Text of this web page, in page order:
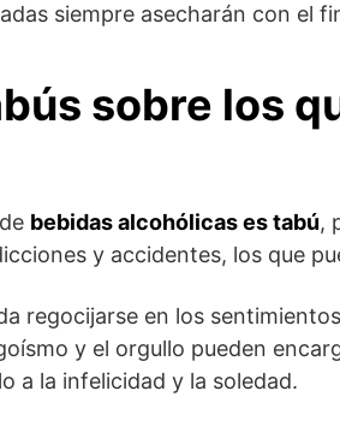
siempre asecharán con el
sobre los
bebidas alcohólicas es tabú,
y accidentes, los que
regocijarse en los
y el orgullo pueden
a la infelicidad y la soledad.